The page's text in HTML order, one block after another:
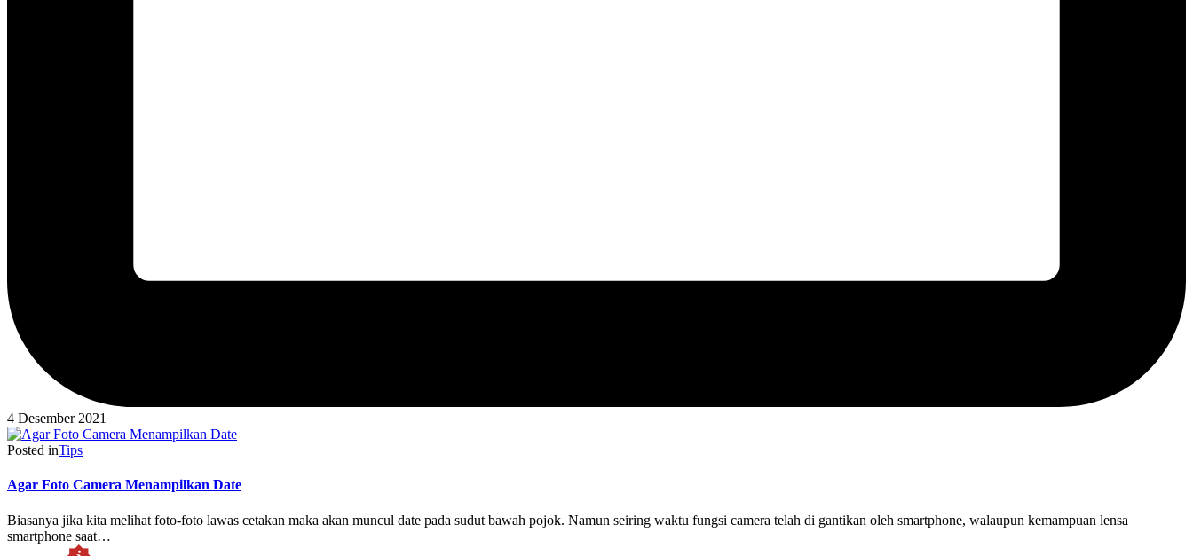
4 Desember 2021
Posted inTips
Agar Foto Camera Menampilkan Date
Biasanya jika kita melihat foto-foto lawas cetakan maka akan muncul date pada sudut bawah pojok. Namun seiring waktu fungsi camera telah di gantikan oleh smartphone, walaupun kemampuan lensa
smartphone saat…